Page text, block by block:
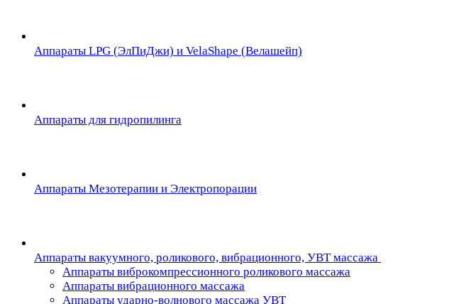
Аппараты LPG (ЭлПиДжи) и VelaShape (Велашейп)
Аппараты для гидропилинга
Аппараты Мезотерапии и Электропорации
Аппараты вакуумного, роликового, вибрационного, УВТ массажа
Аппараты виброкомпрессионного роликового массажа
Аппараты вибрационного массажа
Аппараты ударно-волнового массажа УВТ